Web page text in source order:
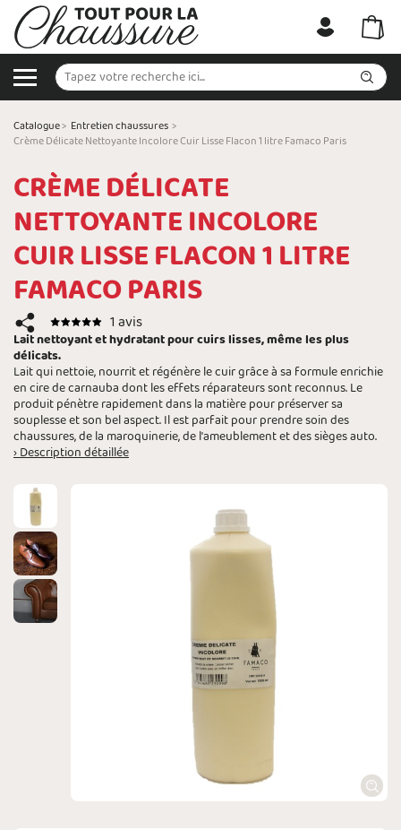
Catalogue> Entretien chaussures >
Crème Délicate Nettoyante Incolore Cuir Lisse Flacon 1 litre Famaco Paris
CRÈME DÉLICATE
NETTOYANTE INCOLORE
CUIR LISSE FLACON 1 LITRE
FAMACO PARIS
1 avis
Lait nettoyant et hydratant pour cuirs lisses, même les plus
délicats.
Lait qui nettoie, nourrit et régénère le cuir grâce à sa formule enrichie
en cire de carnauba dont les effets réparateurs sont reconnus. Le
produit pénètre rapidement dans la matière pour préserver sa
souplesse et son bel aspect. Il est parfait pour prendre soin des
chaussures, de la maroquinerie, de l'ameublement et des sièges auto.
› Description détaillée